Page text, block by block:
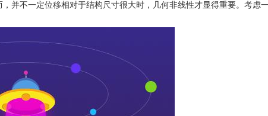
，并不一定位移相对于结构尺寸很大时，几何非线性才显得重要。考虑